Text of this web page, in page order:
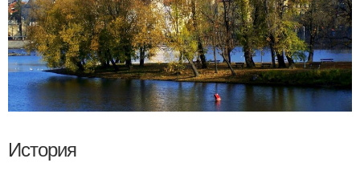
История